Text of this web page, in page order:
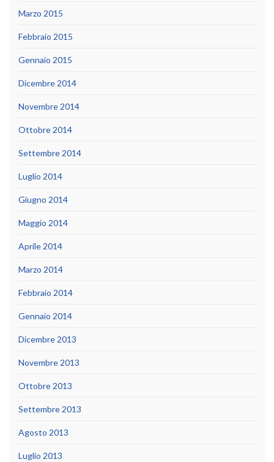
Marzo 2015
Febbraio 2015
Gennaio 2015
Dicembre 2014
Novembre 2014
Ottobre 2014
Settembre 2014
Luglio 2014
Giugno 2014
Maggio 2014
Aprile 2014
Marzo 2014
Febbraio 2014
Gennaio 2014
Dicembre 2013
Novembre 2013
Ottobre 2013
Settembre 2013
Agosto 2013
Luglio 2013